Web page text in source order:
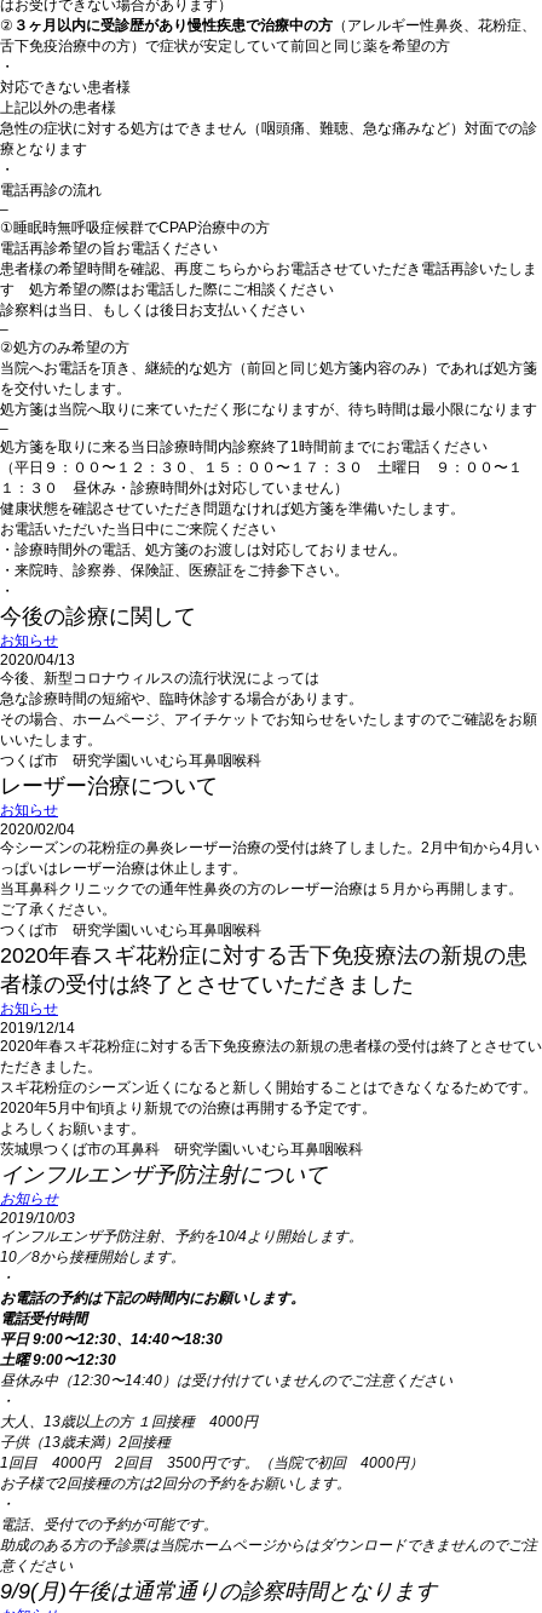
はお受けできない場合があります）
② ３ヶ月以内に受診歴があり慢性疾患で治療中の方 （アレルギー性鼻炎、花粉症、
舌下免疫治療中の方）で症状が安定していて前回と同じ薬を希望の方
・
対応できない患者様
上記以外の患者様
急性の症状に対する処方はできません（咽頭痛、難聴、急な痛みなど）対面での診
療となります
・
電話再診の流れ
–
①睡眠時無呼吸症候群でCPAP治療中の方
電話再診希望の旨お電話ください
患者様の希望時間を確認、再度こちらからお電話させていただき電話再診いたしま
す 処方希望の際はお電話した際にご相談ください
診察料は当日、もしくは後日お支払いください
–
②処方のみ希望の方
当院へお電話を頂き、継続的な処方（前回と同じ処方箋内容のみ）であれば処方箋
を交付いたします。
処方箋は当院へ取りに来ていただく形になりますが、待ち時間は最小限になります
–
処方箋を取りに来る当日診療時間内診察終了1時間前までにお電話ください
（平日９：００〜１２：３０、１５：００〜１７：３０ 土曜日 ９：００〜１
１：３０ 昼休み・診療時間外は対応していません）
健康状態を確認させていただき問題なければ処方箋を準備いたします。
お電話いただいた当日中にご来院ください
・診療時間外の電話、処方箋のお渡しは対応しておりません。
・来院時、診察券、保険証、医療証をご持参下さい。
・
今後の診療に関して
お知らせ
2020/04/13
今後、新型コロナウィルスの流行状況によっては
急な診療時間の短縮や、臨時休診する場合があります。
その場合、ホームページ、アイチケットでお知らせをいたしますのでご確認をお願
いいたします。
つくば市 研究学園いいむら耳鼻咽喉科
レーザー治療について
お知らせ
2020/02/04
今シーズンの花粉症の鼻炎レーザー治療の受付は終了しました。2月中旬から4月い
っぱいはレーザー治療は休止します。
当耳鼻科クリニックでの通年性鼻炎の方のレーザー治療は５月から再開します。
ご了承ください。
つくば市 研究学園いいむら耳鼻咽喉科
2020年春スギ花粉症に対する舌下免疫療法の新規の患
者様の受付は終了とさせていただきました
お知らせ
2019/12/14
2020年春スギ花粉症に対する舌下免疫療法の新規の患者様の受付は終了とさせてい
ただきました。
スギ花粉症のシーズン近くになると新しく開始することはできなくなるためです。
2020年5月中旬頃より新規での治療は再開する予定です。
よろしくお願います。
茨城県つくば市の耳鼻科 研究学園いいむら耳鼻咽喉科
インフルエンザ予防注射について
お知らせ
2019/10/03
インフルエンザ予防注射、予約を10/4より開始します。
10／8から接種開始します。
・
お電話の予約は下記の時間内にお願いします。
電話受付時間
平日 9:00〜12:30、14:40〜18:30
土曜 9:00〜12:30
昼休み中（12:30〜14:40）は受け付けていませんのでご注意ください
・
大人、13歳以上の方 １回接種 4000円
子供（13歳未満）2回接種
1回目 4000円 2回目 3500円です。（当院で初回 4000円）
お子様で2回接種の方は2回分の予約をお願いします。
・
電話、受付での予約が可能です。
助成のある方の予診票は当院ホームページからはダウンロードできませんのでご注
意ください
9/9(月)午後は通常通りの診察時間となります